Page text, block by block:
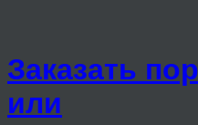
Заказать
или